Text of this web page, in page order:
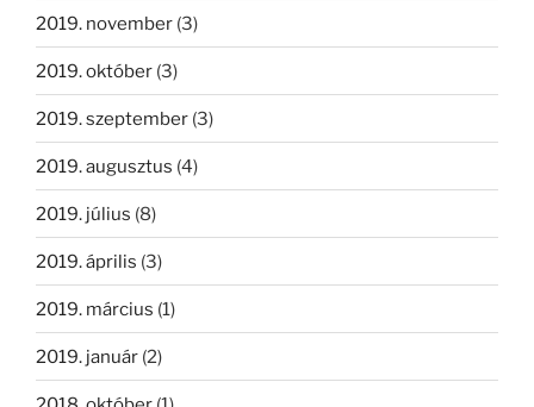
2019. november (3)
2019. október (3)
2019. szeptember (3)
2019. augusztus (4)
2019. július (8)
2019. április (3)
2019. március (1)
2019. január (2)